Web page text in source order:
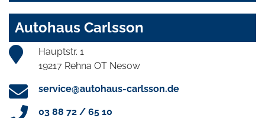
Autohaus Carlsson
Hauptstr. 1
19217 Rehna OT Nesow
service@autohaus-carlsson.de
03 88 72 / 65 10